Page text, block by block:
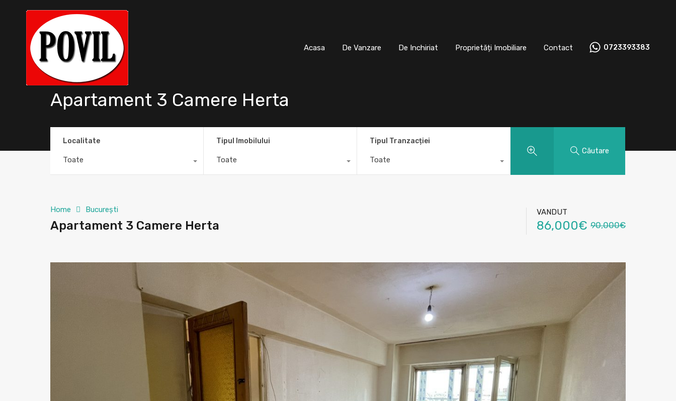
Acasa De Vanzare De Inchiriat Proprietăți Imobiliare Contact 0723393383
Apartament 3 Camere Herta
Localitate
Toate
Tipul Imobilului
Toate
Tipul Tranzacției
Toate
Căutare
Home București
Apartament 3 Camere Herta
VANDUT
86,000€ 90,000€